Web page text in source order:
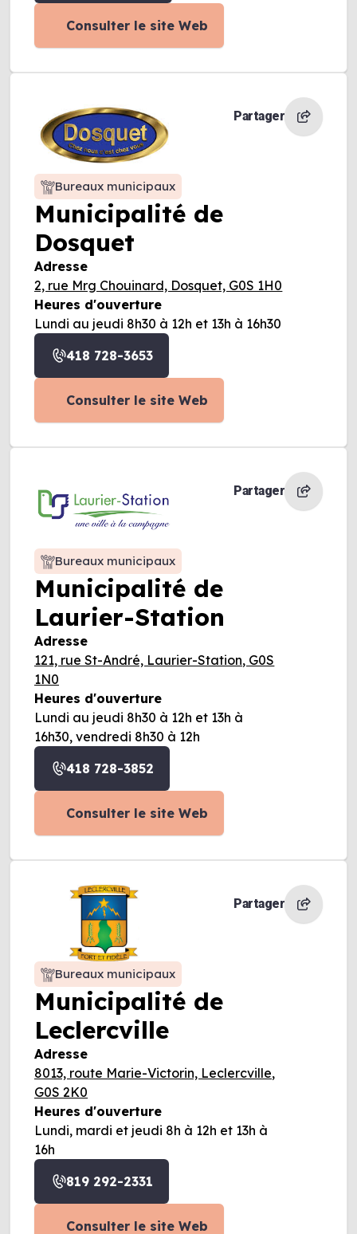
Consulter le site Web
Municipalité de
Dosquet
Partager
Bureaux municipaux
Adresse
2, rue Mrg Chouinard, Dosquet, G0S 1H0
Heures d'ouverture
Lundi au jeudi 8h30 à 12h et 13h à 16h30
418 728-3653
Consulter le site Web
Municipalité de
Laurier-Station
Partager
Bureaux municipaux
Adresse
121, rue St-André, Laurier-Station, G0S
1N0
Heures d'ouverture
Lundi au jeudi 8h30 à 12h et 13h à
16h30, vendredi 8h30 à 12h
418 728-3852
Consulter le site Web
Municipalité de
Leclercville
Partager
Bureaux municipaux
Adresse
8013, route Marie-Victorin, Leclercville,
G0S 2K0
Heures d'ouverture
Lundi, mardi et jeudi 8h à 12h et 13h à
16h
819 292-2331
Consulter le site Web